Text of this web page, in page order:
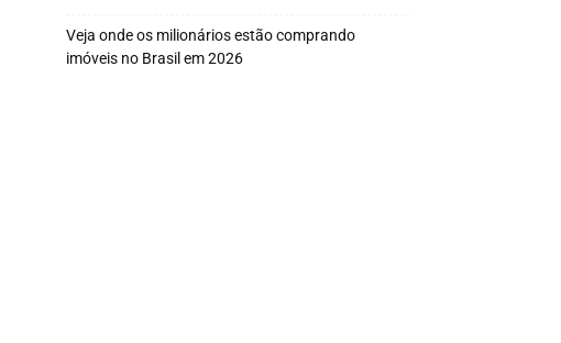
Veja onde os milionários estão comprando
imóveis no Brasil em 2026